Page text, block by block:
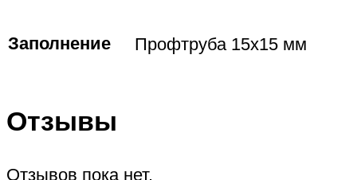
Заполнение Профтруба 15х15 мм
Отзывы
Отзывов пока нет.